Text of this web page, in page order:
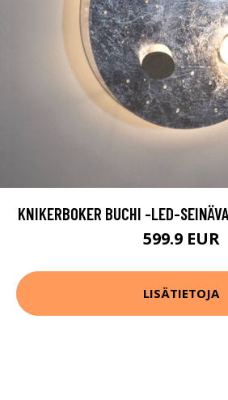
KNIKERBOKER BUCHI -LED-
599.9 EUR
LISÄTIETOJA